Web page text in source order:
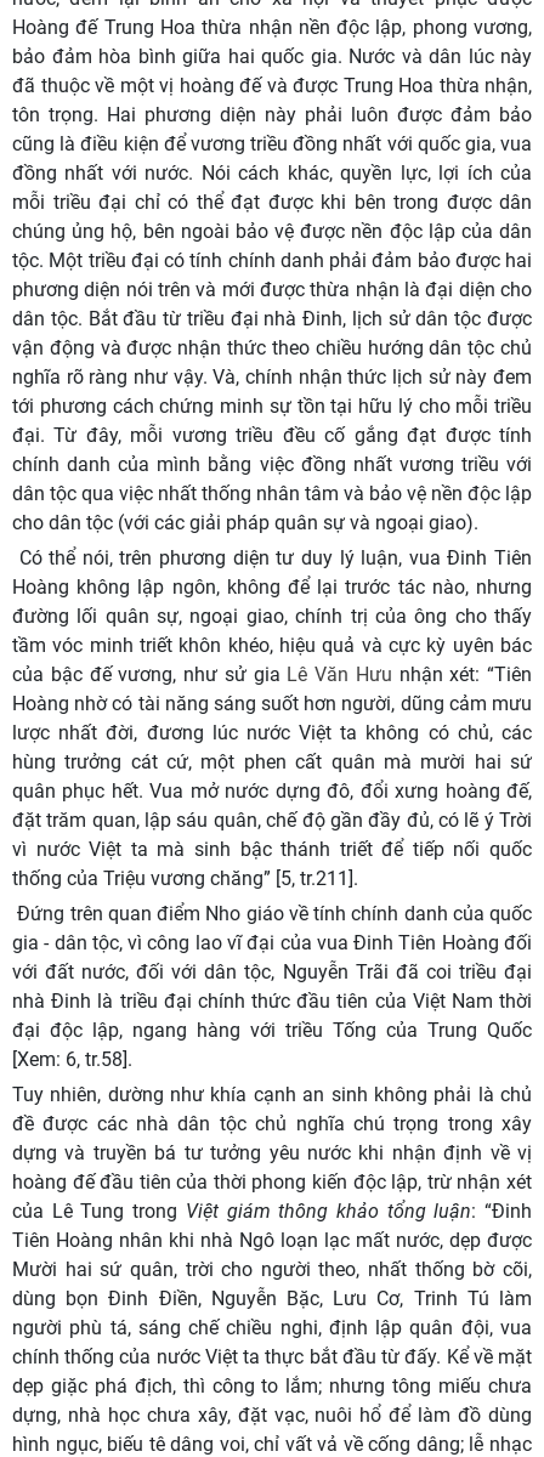
Hoàng đế Trung Hoa thừa nhận nền độc lập, phong vương,
bảo đảm hòa bình giữa hai quốc gia. Nước và dân lúc này
đã thuộc về một vị hoàng đế và được Trung Hoa thừa nhận,
tôn trọng. Hai phương diện này phải luôn được đảm bảo
cũng là điều kiện để vương triều đồng nhất với quốc gia, vua
đồng nhất với nước. Nói cách khác, quyền lực, lợi ích của
mỗi triều đại chỉ có thể đạt được khi bên trong được dân
chúng ủng hộ, bên ngoài bảo vệ được nền độc lập của dân
tộc. Một triều đại có tính chính danh phải đảm bảo được hai
phương diện nói trên và mới được thừa nhận là đại diện cho
dân tộc. Bắt đầu từ triều đại nhà Đinh, lịch sử dân tộc được
vận động và được nhận thức theo chiều hướng dân tộc chủ
nghĩa rõ ràng như vậy. Và, chính nhận thức lịch sử này đem
tới phương cách chứng minh sự tồn tại hữu lý cho mỗi triều
đại. Từ đây, mỗi vương triều đều cố gắng đạt được tính
chính danh của mình bằng việc đồng nhất vương triều với
dân tộc qua việc nhất thống nhân tâm và bảo vệ nền độc lập
cho dân tộc (với các giải pháp quân sự và ngoại giao).
Có thể nói, trên phương diện tư duy lý luận, vua Đinh Tiên
Hoàng không lập ngôn, không để lại trước tác nào, nhưng
đường lối quân sự, ngoại giao, chính trị của ông cho thấy
tầm vóc minh triết khôn khéo, hiệu quả và cực kỳ uyên bác
của bậc đế vương, như sử gia Lê Văn Hưu nhận xét: “Tiên
Hoàng nhờ có tài năng sáng suốt hơn người, dũng cảm mưu
lược nhất đời, đương lúc nước Việt ta không có chủ, các
hùng trưởng cát cứ, một phen cất quân mà mười hai sứ
quân phục hết. Vua mở nước dựng đô, đổi xưng hoàng đế,
đặt trăm quan, lập sáu quân, chế độ gần đầy đủ, có lẽ ý Trời
vì nước Việt ta mà sinh bậc thánh triết để tiếp nối quốc
thống của Triệu vương chăng” [5, tr.211].
Đứng trên quan điểm Nho giáo về tính chính danh của quốc
gia - dân tộc, vì công lao vĩ đại của vua Đinh Tiên Hoàng đối
với đất nước, đối với dân tộc, Nguyễn Trãi đã coi triều đại
nhà Đinh là triều đại chính thức đầu tiên của Việt Nam thời
đại độc lập, ngang hàng với triều Tống của Trung Quốc
[Xem: 6, tr.58].
Tuy nhiên, dường như khía cạnh an sinh không phải là chủ
đề được các nhà dân tộc chủ nghĩa chú trọng trong xây
dựng và truyền bá tư tưởng yêu nước khi nhận định về vị
hoàng đế đầu tiên của thời phong kiến độc lập, trừ nhận xét
của Lê Tung trong Việt giám thông khảo tổng luận: “Đinh
Tiên Hoàng nhân khi nhà Ngô loạn lạc mất nước, dẹp được
Mười hai sứ quân, trời cho người theo, nhất thống bờ cõi,
dùng bọn Đinh Điền, Nguyễn Bặc, Lưu Cơ, Trinh Tú làm
người phù tá, sáng chế chiều nghi, định lập quân đội, vua
chính thống của nước Việt ta thực bắt đầu từ đấy. Kể về mặt
dẹp giặc phá địch, thì công to lắm; nhưng tông miếu chưa
dựng, nhà học chưa xây, đặt vạc, nuôi hổ để làm đồ dùng
hình ngục, biếu tê dâng voi, chỉ vất vả về cống dâng; lễ nhạc